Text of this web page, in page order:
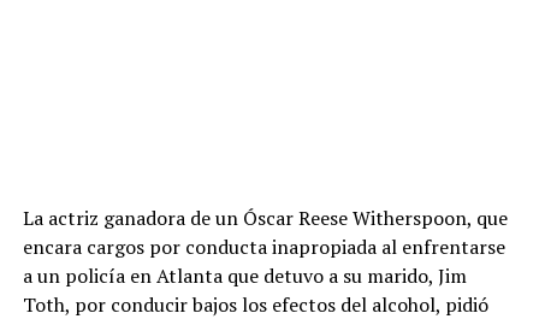
La actriz ganadora de un Óscar Reese Witherspoon, que
encara cargos por conducta inapropiada al enfrentarse
a un policía en Atlanta que detuvo a su marido, Jim
Toth, por conducir bajos los efectos del alcohol, pidió